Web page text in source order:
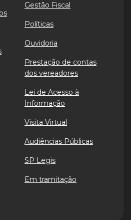
Gestão Fiscal
Políticas
Ouvidoria
Prestação de contas
dos vereadores
Lei de Acesso à
Informação
Visita Virtual
Audiências Públicas
SP Legis
Em tramitação